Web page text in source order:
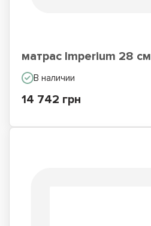
матрас Imperium 28 см
В наличии
14 742 грн